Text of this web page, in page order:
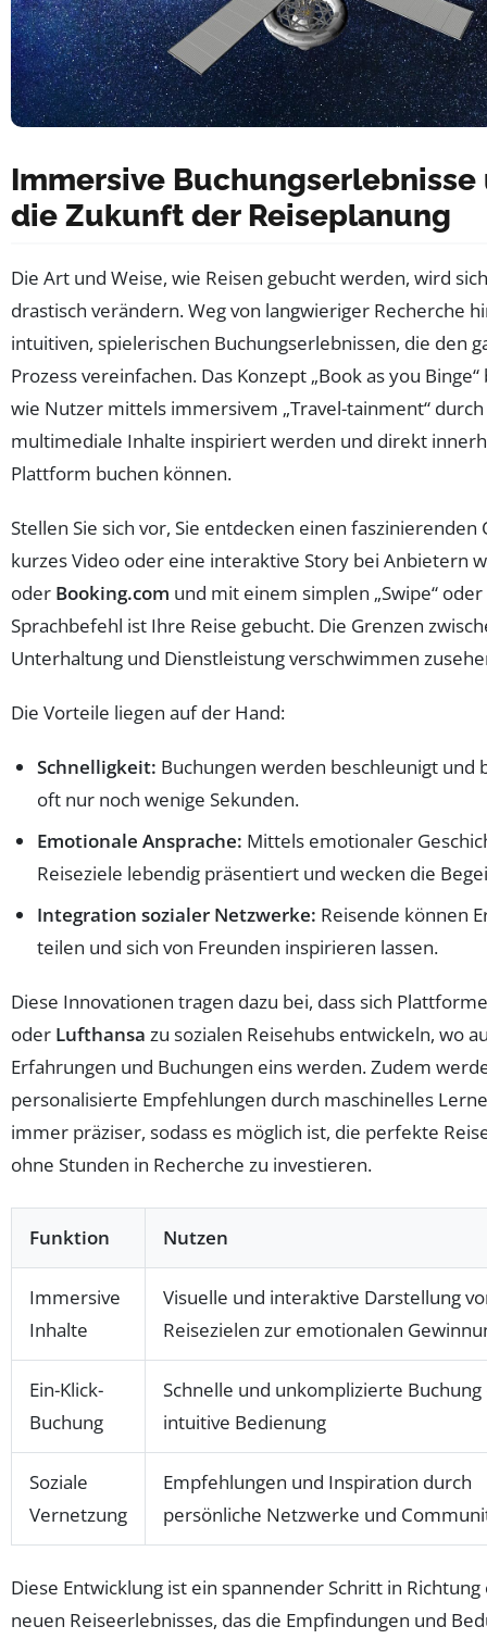
Immersive Buchungserlebnisse
die Zukunft der Reiseplanung
Die Art und Weise, wie Reisen gebucht werden, wird
drastisch verändern. Weg von langwieriger Recherche
intuitiven, spielerischen Buchungserlebnissen, die den
Prozess vereinfachen. Das Konzept „Book as you
wie Nutzer mittels immersivem „Travel-tainment“ durch
multimediale Inhalte inspiriert werden und direkt
Plattform buchen können.
Stellen Sie sich vor, Sie entdecken einen faszinierenden
kurzes Video oder eine interaktive Story bei Anbietern
oder Booking.com und mit einem simplen „Swipe“ oder
Sprachbefehl ist Ihre Reise gebucht. Die Grenzen
Unterhaltung und Dienstleistung verschwimmen
Die Vorteile liegen auf der Hand:
Schnelligkeit: Buchungen werden beschleunigt und
oft nur noch wenige Sekunden.
Emotionale Ansprache: Mittels emotionaler
Reiseziele lebendig präsentiert und wecken die
Integration sozialer Netzwerke: Reisende können
teilen und sich von Freunden inspirieren lassen.
Diese Innovationen tragen dazu bei, dass sich
oder Lufthansa zu sozialen Reisehubs entwickeln, wo
Erfahrungen und Buchungen eins werden. Zudem
personalisierte Empfehlungen durch maschinelles
immer präziser, sodass es möglich ist, die perfekte
ohne Stunden in Recherche zu investieren.
Funktion Nutzen
Immersive
Inhalte
Visuelle und interaktive Darstellung
Reisezielen zur emotionalen
Ein-Klick-
Buchung
Schnelle und unkomplizierte
intuitive Bedienung
Soziale
Vernetzung
Empfehlungen und Inspiration durch
persönliche Netzwerke und
Diese Entwicklung ist ein spannender Schritt in Richtung
neuen Reiseerlebnisses, das die Empfindungen und